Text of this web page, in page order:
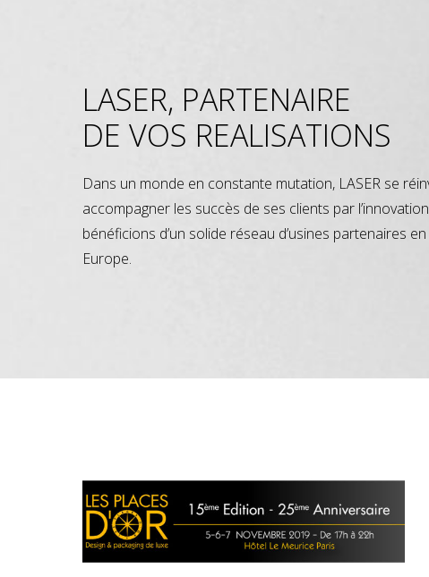
LASER, PARTENAIRE
DE VOS REALISATIONS
Dans un monde en constante mutation, LASER se
accompagner les succès de ses clients par
bénéficions d’un solide réseau d’usines partenaires
Europe.